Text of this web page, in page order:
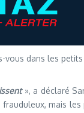
vous dans les
», a déclaré
mais